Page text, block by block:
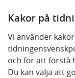
Kakor på
Vi använder
och för att förstå
Du kan välja att